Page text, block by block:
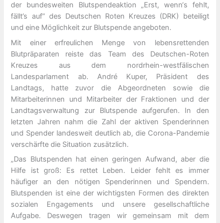
der bundesweiten Blutspendeaktion „Erst, wenn‘s fehlt,
fällt’s auf“ des Deutschen Roten Kreuzes (DRK) beteiligt
und eine Möglichkeit zur Blutspende angeboten.
Mit einer erfreulichen Menge von lebensrettenden
Blutpräparaten reiste das Team des Deutschen-Roten
Kreuzes aus dem nordrhein-westfälischen
Landesparlament ab. André Kuper, Präsident des
Landtags, hatte zuvor die Abgeordneten sowie die
Mitarbeiterinnen und Mitarbeiter der Fraktionen und der
Landtagsverwaltung zur Blutspende aufgerufen. In den
letzten Jahren nahm die Zahl der aktiven Spenderinnen
und Spender landesweit deutlich ab, die Corona-Pandemie
verschärfte die Situation zusätzlich.
„Das Blutspenden hat einen geringen Aufwand, aber die
Hilfe ist groß: Es rettet Leben. Leider fehlt es immer
häufiger an den nötigen Spenderinnen und Spendern.
Blutspenden ist eine der wichtigsten Formen des direkten
sozialen Engagements und unsere gesellschaftliche
Aufgabe. Deswegen tragen wir gemeinsam mit dem